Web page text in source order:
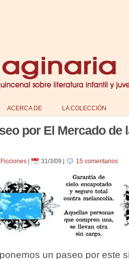
ACERCA DE LA COLECCIÓN
por El Mercado de
Ficciones| 31/3/09 15 comentarios
un paseo por este